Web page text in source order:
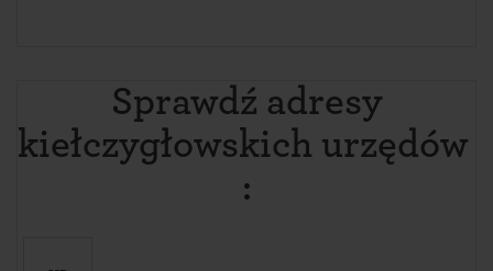
Sprawdź adresy
kiełczygłowskich urzędów
: